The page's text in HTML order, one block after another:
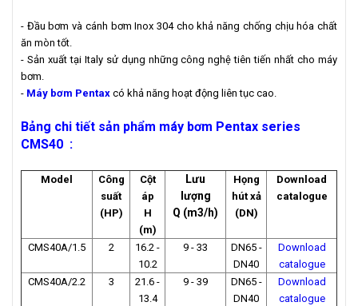
- Đầu bơm và cánh bơm Inox 304 cho khả năng chống chịu hóa chất
ăn mòn tốt.
- Sản xuất tại Italy sử dụng những công nghệ tiên tiến nhất cho máy
bơm.
- Máy bơm Pentax có khả năng hoạt động liên tục cao.
Bảng chi tiết sản phẩm máy bơm Pentax series
CMS40 :
Model
Công
suất
(HP)
Cột
áp
H
(m)
Lưu
lượng
Q (m3/h)
Họng
hút xả
(DN)
Download
catalogue
CMS40A/1.5 2
16.2 -
10.2
9 - 33
DN65 -
DN40
Download
catalogue
CMS40A/2.2
3
21.6 -
13.4
9 - 39
DN65 -
DN40
Download
catalogue